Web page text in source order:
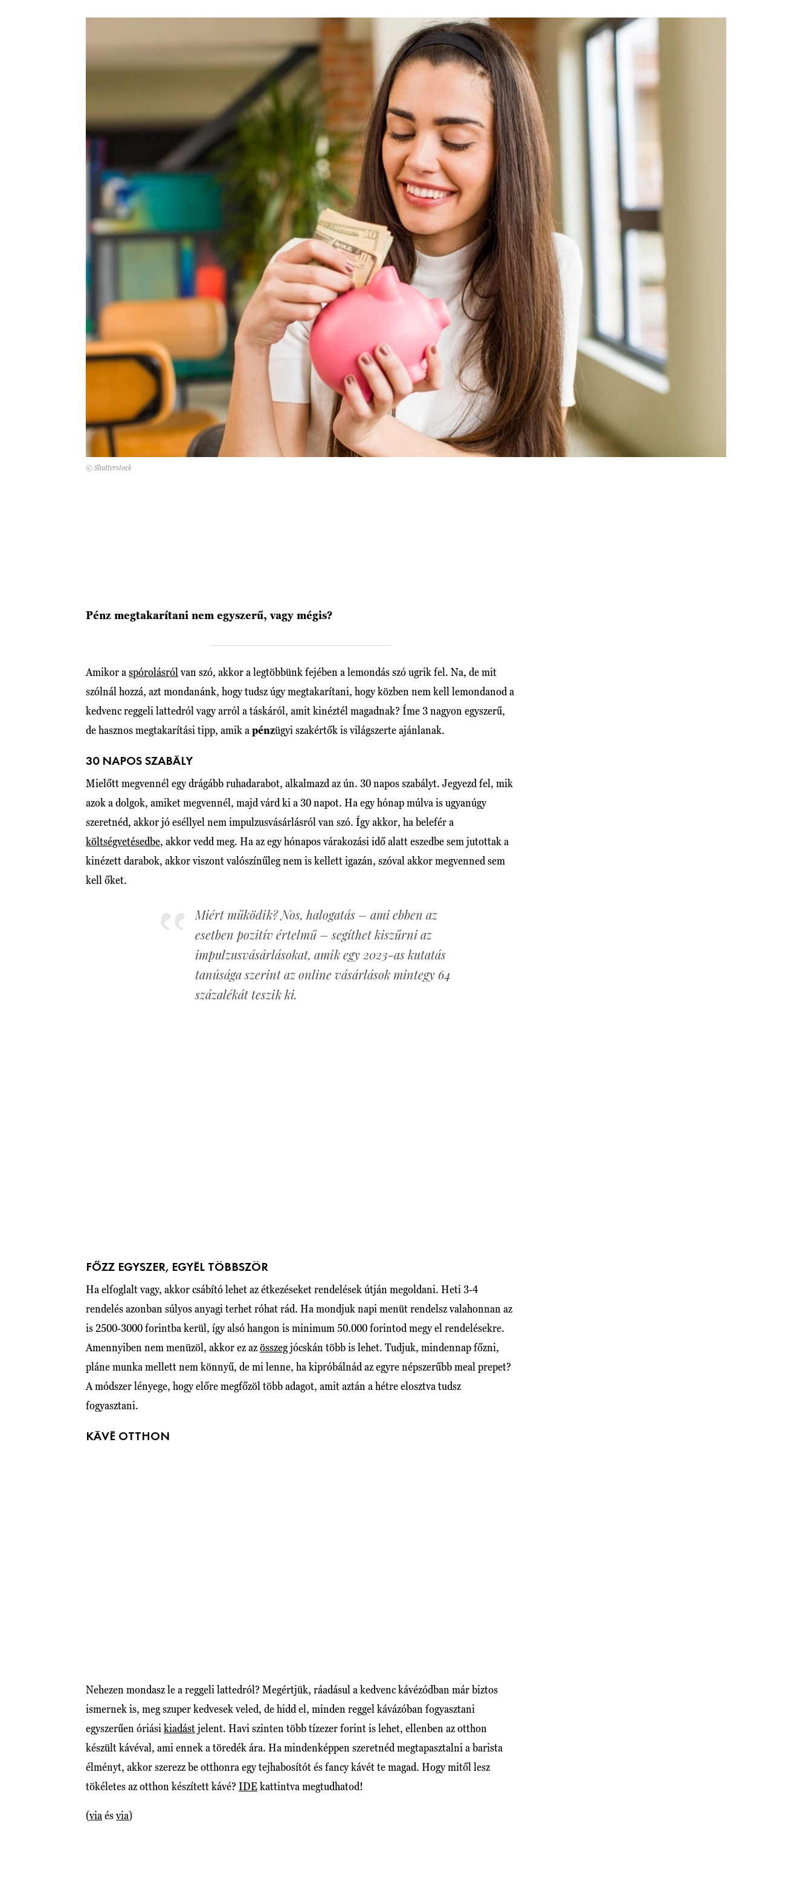
© Shutterstock
Pénz megtakarítani nem egyszerű, vagy mégis?
Amikor a spórolásról van szó, akkor a legtöbbünk fejében a lemondás szó ugrik fel. Na, de mit
szólnál hozzá, azt mondanánk, hogy tudsz úgy megtakarítani, hogy közben nem kell lemondanod a
kedvenc reggeli lattedról vagy arról a táskáról, amit kinéztél magadnak? Íme 3 nagyon egyszerű,
de hasznos megtakarítási tipp, amik a pénzügyi szakértők is világszerte ajánlanak.
30 NAPOS SZABÁLY
Mielőtt megvennél egy drágább ruhadarabot, alkalmazd az ún. 30 napos szabályt. Jegyezd fel, mik
azok a dolgok, amiket megvennél, majd várd ki a 30 napot. Ha egy hónap múlva is ugyanúgy
szeretnéd, akkor jó eséllyel nem impulzusvásárlásról van szó. Így akkor, ha belefér a
költségvetésedbe, akkor vedd meg. Ha az egy hónapos várakozási idő alatt eszedbe sem jutottak a
kinézett darabok, akkor viszont valószínűleg nem is kellett igazán, szóval akkor megvenned sem
kell őket.
Miért működik? Nos, halogatás – ami ebben az
esetben pozitív értelmű – segíthet kiszűrni az
impulzusvásárlásokat, amik egy 2023-as kutatás
tanúsága szerint az online vásárlások mintegy 64
százalékát teszik ki.
FŐZZ EGYSZER, EGYÉL TÖBBSZÖR
Ha elfoglalt vagy, akkor csábító lehet az étkezéseket rendelések útján megoldani. Heti 3-4
rendelés azonban súlyos anyagi terhet róhat rád. Ha mondjuk napi menüt rendelsz valahonnan az
is 2500-3000 forintba kerül, így alsó hangon is minimum 50.000 forintod megy el rendelésekre.
Amennyiben nem menüzöl, akkor ez azösszegjócskán több is lehet. Tudjuk, mindennap főzni,
pláne munka mellett nem könnyű, de mi lenne, ha kipróbálnád az egyre népszerűbb meal prepet?
A módszer lényege, hogy előre megfőzöl több adagot, amit aztán a hétre elosztva tudsz
fogyasztani.
KÁVÉ OTTHON
Nehezen mondasz le a reggeli lattedról? Megértjük, ráadásul a kedvenc kávézódban már biztos
ismernek is, meg szuper kedvesek veled, de hidd el, minden reggel kávázóban fogyasztani
egyszerűen óriási kiadástjelent. Havi szinten több tízezer forint is lehet, ellenben az otthon
készült kávéval, ami ennek a töredék ára. Ha mindenképpen szeretnéd megtapasztalni a barista
élményt, akkor szerezz be otthonra egy tejhabosítót és fancy kávét te magad. Hogy mitől lesz
tökéletes az otthon készített kávé? IDEkattintva megtudhatod!
(via ésvia)